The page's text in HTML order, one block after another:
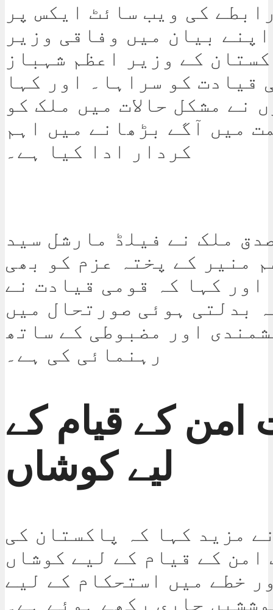
کی ویب سائٹ ایکس پر
بیان میں وفاقی وزیر
کے وزیر اعظم شہباز
قیادت کو سراہا۔ اور کہا
نے مشکل حالات میں ملک کو
میں آگے بڑھانے میں اہم
کردار ادا کیا ہے۔
ملک نے فیلڈ مارشل سید
منیر کے پختہ عزم کو بھی
اور کہا کہ قومی قیادت نے
بدلتی ہوئی صورتحال میں
اور مضبوطی کے ساتھ
رہنمائی کی ہے۔
امن کے قیام کے
لیے کوشاں
مزید کہا کہ پاکستان کی
امن کے قیام کے لیے کوشاں
خطے میں استحکام کے لیے
جاری رکھے ہوئے ہے۔